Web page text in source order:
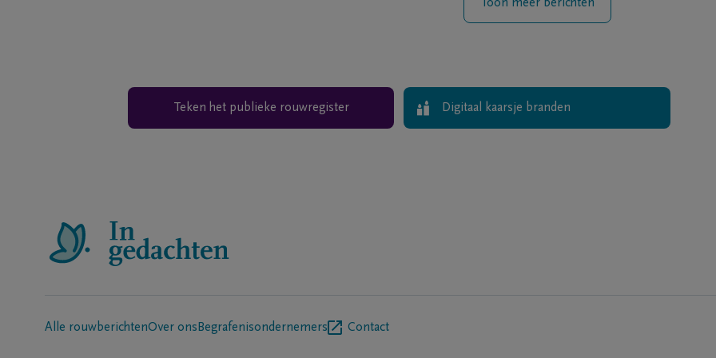
Toon meer berichten
Teken het publieke rouwregister Digitaal kaarsje branden
Alle rouwberichtenOver ons Begrafenisondernemers Contact